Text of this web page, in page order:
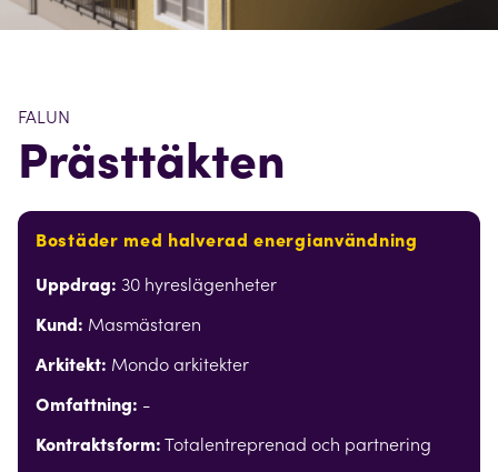
FALUN
Prästtäkten
Bostäder med halverad energianvändning
Uppdrag: 30 hyreslägenheter
Kund: Masmästaren
Arkitekt: Mondo arkitekter
Omfattning: -
Kontraktsform: Totalentreprenad och partnering